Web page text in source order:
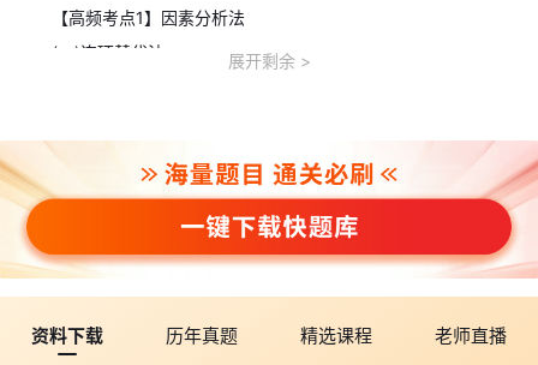
【高频考点1】因素分析法
(一)连环替代法
实际值：F1=a1×b1×c1
(2)实际数与基数的差异：F1-F0
(3)在测定各因素变动对指标F的影响程度时按顺序进行：
基准值指标：F0=a0×b0×c0 ①
第一次替代：a1×b0×c0 ②
第二次替代：a1×b1×c0 ③
展开剩余
资料下载 历年真题 精选课程 老师直播